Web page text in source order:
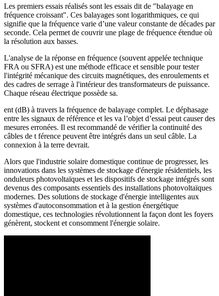
Les premiers essais réalisés sont les essais dit de "balayage en
fréquence croissant". Ces balayages sont logarithmiques, ce qui
signifie que la fréquence varie d’une valeur constante de décades par
seconde. Cela permet de couvrir une plage de fréquence étendue où
la résolution aux basses.
L'analyse de la réponse en fréquence (souvent appelée technique
FRA ou SFRA) est une méthode efficace et sensible pour tester
l'intégrité mécanique des circuits magnétiques, des enroulements et
des cadres de serrage à l'intérieur des transformateurs de puissance.
Chaque réseau électrique possède sa.
ent (dB) à travers la fréquence de balayage complet. Le déphasage
entre les signaux de référence et les va l’objet d’essai peut causer des
mesures erronées. Il est recommandé de vérifier la continuité des
câbles de t férence peuvent être intégrés dans un seul câble. La
connexion à la terre devrait.
Alors que l'industrie solaire domestique continue de progresser, les
innovations dans les systèmes de stockage d'énergie résidentiels, les
onduleurs photovoltaïques et les dispositifs de stockage intégrés sont
devenus des composants essentiels des installations photovoltaïques
modernes. Des solutions de stockage d'énergie intelligentes aux
systèmes d'autoconsommation et à la gestion énergétique
domestique, ces technologies révolutionnent la façon dont les foyers
génèrent, stockent et consomment l'énergie solaire.